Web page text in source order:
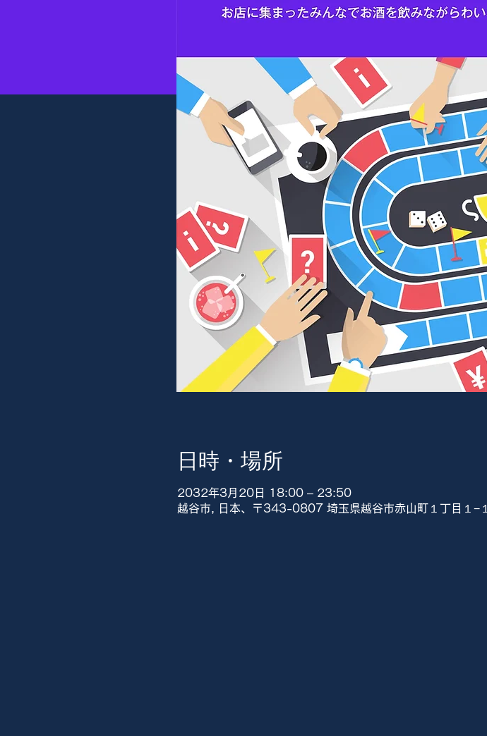
日時・場所
2032年3月20日 18:00 – 23:50
越谷市, 日本、〒343-0807 埼玉県越谷市赤山町１丁目１−１